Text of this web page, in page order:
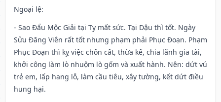
Ngoại lệ:
- Sao Đẩu Mộc Giải tại Tỵ mất sức. Tại Dậu thì tốt. Ngày
Sửu Đăng Viên rất tốt nhưng phạm phải Phục Đoạn. Phạm
Phục Đoạn thì kỵ việc chôn cất, thừa kế, chia lãnh gia tài,
khởi công làm lò nhuộm lò gốm và xuất hành. Nên: dứt vú
trẻ em, lấp hang lỗ, làm cầu tiêu, xây tường, kết dứt điều
hung hại.